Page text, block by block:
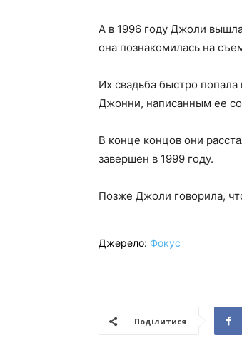
А в 1996 году Джоли
она познакомилась на
Их свадьба быстро
Джонни, написанным ее
В конце концов они
завершен в 1999 году.
Позже Джоли говорила,
Джерело: Фокус
Поділитися